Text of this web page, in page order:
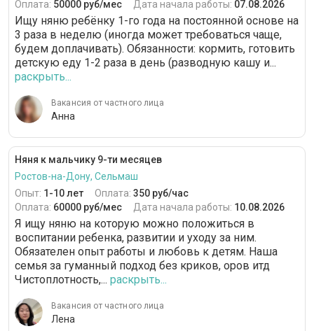
Оплата: 50000 руб/мес Дата начала работы: 07.08.2026
Ищу няню ребёнку 1-го года на постоянной основе на
3 раза в неделю (иногда может требоваться чаще,
будем доплачивать). Обязанности: кормить, готовить
детскую еду 1-2 раза в день (разводную кашу и...
раскрыть...
Вакансия от частного лица
Анна
Няня к мальчику 9-ти месяцев
Ростов-на-Дону, Сельмаш
Опыт: 1-10 лет Оплата: 350 руб/час
Оплата: 60000 руб/мес Дата начала работы: 10.08.2026
Я ищу няню на которую можно положиться в
воспитании ребенка, развитии и уходу за ним.
Обязателен опыт работы и любовь к детям. Наша
семья за гуманный подход без криков, оров итд
Чистоплотность,... раскрыть...
Вакансия от частного лица
Лена